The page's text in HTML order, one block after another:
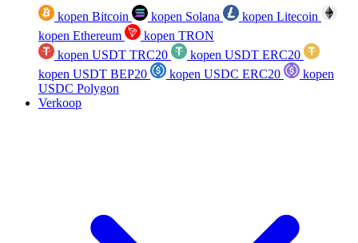
kopen Bitcoin kopen Solana
kopen Litecoin
kopen Ethereum
kopen TRON
kopen USDT TRC20
kopen USDT ERC20
kopen USDT BEP20
kopen USDC ERC20
kopen
USDC Polygon
Verkoop